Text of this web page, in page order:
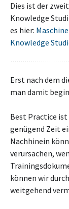
Dies ist der
Knowledge
es hier:
Knowledge
Erst nach dem
man damit
Best Practice ist
genügend Zeit
Nachhinein
verursachen,
können wir
weitgehend